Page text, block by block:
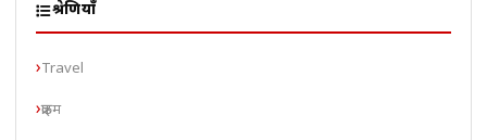
श्रेणियाँ
Travel
क्राइम